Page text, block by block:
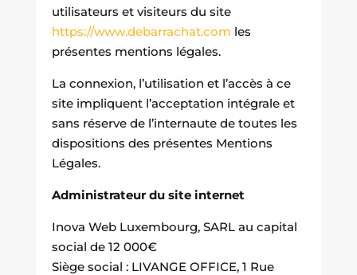
utilisateurs et visiteurs du site
https://www.debarrachat.com les
présentes mentions légales.
La connexion, l’utilisation et l’accès à ce
site impliquent l’acceptation intégrale et
sans réserve de l’internaute de toutes les
dispositions des présentes Mentions
Légales.
Administrateur du site internet
Inova Web Luxembourg, SARL au capital
social de 12 000€
Siège social : LIVANGE OFFICE, 1 Rue